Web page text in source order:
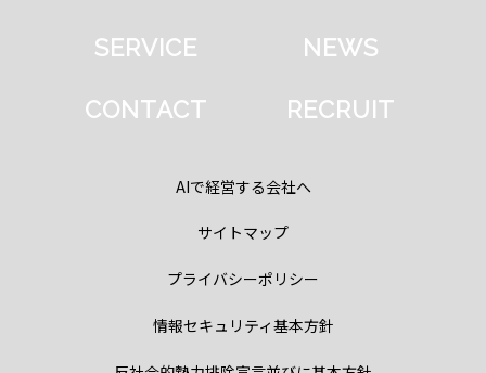
SERVICE NEWS
CONTACT RECRUIT
AIで経営する会社へ
サイトマップ
プライバシーポリシー
情報セキュリティ基本方針